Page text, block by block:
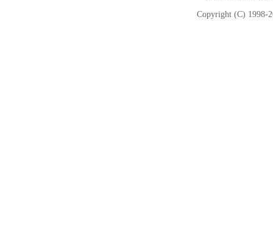
Copyright (C) 1998-